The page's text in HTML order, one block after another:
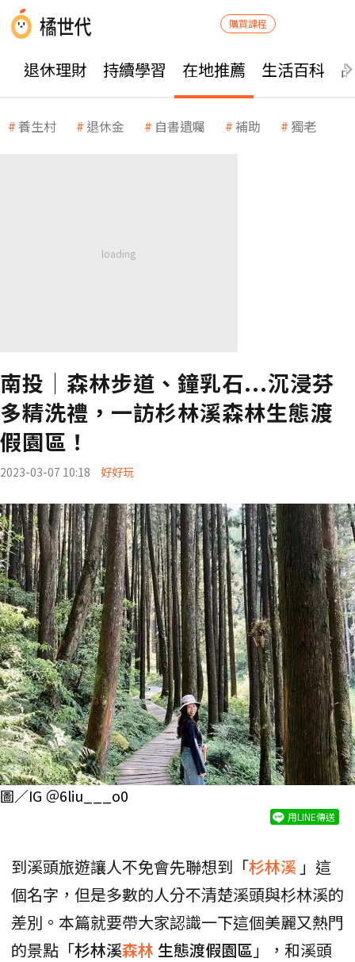
購買課程
退休理財 持續學習 在地推薦 生活百科
養生村 退休金 自書遺囑 補助 獨老
南投│森林步道、鐘乳石...沉浸芬
多精洗禮，一訪杉林溪森林生態渡
假園區！
2023-03-07 10:18 好好玩
圖／IG ＠6liu___o0
用LINE傳送
到溪頭旅遊讓人不免會先聯想到「杉林溪 」這
個名字，但是多數的人分不清楚溪頭與杉林溪的
差別。本篇就要帶大家認識一下這個美麗又熱門
的景點「杉林溪森林 生態渡假園區 」，和溪頭